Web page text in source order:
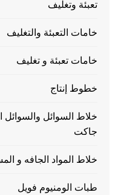
تعبئة وتغليف
خامات التعبئة والتغليف
خامات تعبئة و تغليف
خطوط إنتاج
خلاط السوائل
جاكت
خلاط المواد الجافه و
طبات الومنيوم فويل